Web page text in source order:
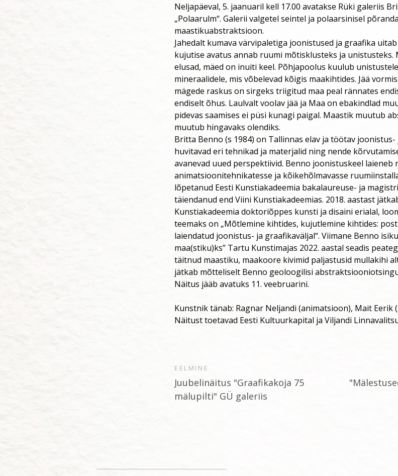
Neljapäeval, 5. jaanuaril kell 17.00 avatakse Rüki galeriis
„Polaarulm“. Galerii valgetel seintel ja polaarsinisel
maastikuabstraktsioon.
Jahedalt kumava värvipaletiga joonistused ja graafika
kujutise avatus annab ruumi mõtisklusteks ja unistusteks.
elusad, mäed on inuiti keel. Põhjapoolus kuulub
mineraalidele, mis võbelevad kõigis maakihtides. Jää
mägede raskus on sirgeks triigitud maa peal rännates
endiselt õhus. Laulvalt voolav jää ja Maa on ebakindlad
pidevas saamises ei püsi kunagi paigal. Maastik muutub
muutub hingavaks olendiks.
Britta Benno (s 1984) on Tallinnas elav ja töötav
huvitavad eri tehnikad ja materjalid ning nende
avanevad uued perspektiivid. Benno joonistuskeel laieneb
animatsioonitehnikatesse ja kõikehõlmavasse
lõpetanud Eesti Kunstiakadeemia bakalaureuse- ja
täiendanud end Viini Kunstiakadeemias. 2018. aastast
Kunstiakadeemia doktoriõppes kunsti ja disaini erialal,
teemaks on „Mõtlemine kihtides, kujutlemine kihtides:
laiendatud joonistus- ja graafikaväljal“. Viimane Benno
maa(stiku)ks” Tartu Kunstimajas 2022. aastal seadis
täitnud maastiku, maakoore kivimid paljastusid mullakihi
jätkab mõtteliselt Benno geoloogilisi
Näitus jääb avatuks 11. veebruarini.
Kunstnik tänab: Ragnar Neljandi (animatsioon), Mait Eerik
Näitust toetavad Eesti Kultuurkapital ja Viljandi
EELMINE
Juubelinäitus "Graafikakoja 75
mälupilti" GÜ galeriis